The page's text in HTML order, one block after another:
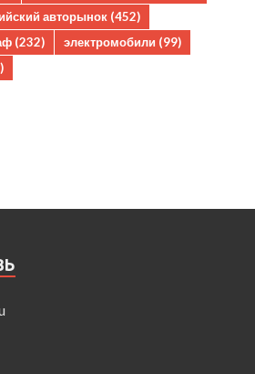
авторынок (452)
(232) электромобили (99)